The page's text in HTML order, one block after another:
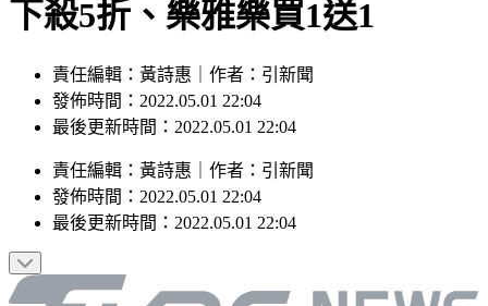
下殺5折、樂雅樂買1送1
責任編輯：黃詩惠｜作者：引新聞
發佈時間：2022.05.01 22:04
最後更新時間：2022.05.01 22:04
責任編輯 ： 黃詩惠 作者 ： 引新聞
發佈時間： 2022.05.01 22:04
最後更新時間： 2022.05.01 22:04